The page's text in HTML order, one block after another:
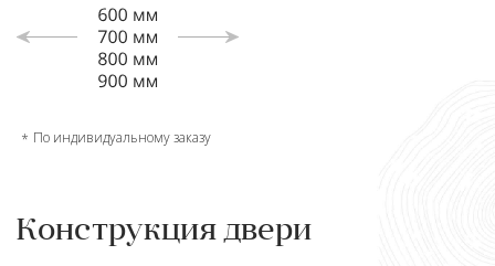
По индивидуальному заказу
Конструкция двери